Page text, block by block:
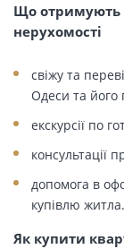
Що отримують
нерухомості
свіжу та
Одеси та його
екскурсії по
консультації
допомога в
купівлю житла.
Як купити